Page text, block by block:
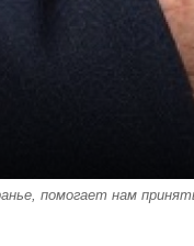
помогает нам